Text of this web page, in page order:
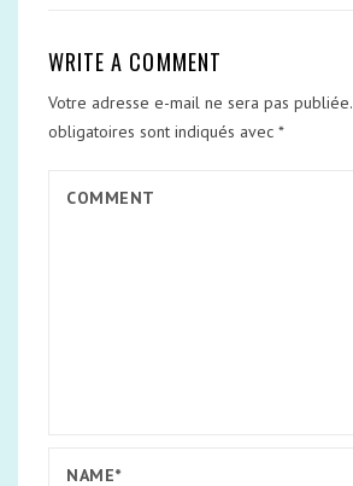
WRITE A COMMENT
Votre adresse e-mail ne sera pas publiée.
obligatoires sont indiqués avec *